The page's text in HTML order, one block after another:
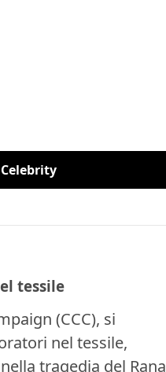
Celebrity
tessile
(CCC), si
nel tessile,
tragedia del Rana